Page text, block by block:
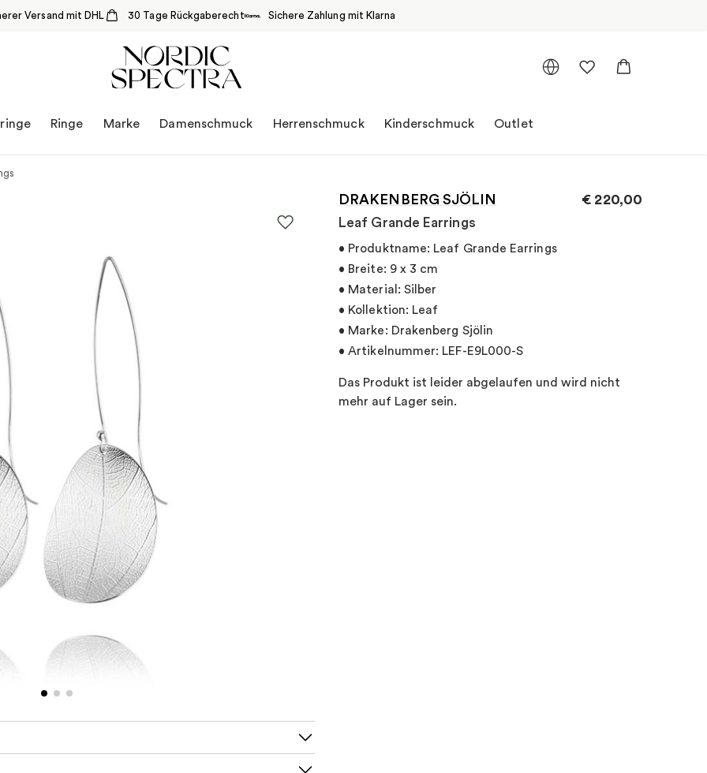
Versand mit DHL 30 Tage Rückgaberecht Sichere Zahlung mit Klarna
Ringe Marke Damenschmuck Herrenschmuck Kinderschmuck Outlet
DRAKENBERG SJÖLIN
Leaf Grande Earrings
€ 220,00
• Produktname: Leaf Grande Earrings
• Breite: 9 x 3 cm
• Material: Silber
• Kollektion: Leaf
• Marke: Drakenberg Sjölin
• Artikelnummer: LEF-E9L000-S
Das Produkt ist leider abgelaufen und wird nicht
mehr auf Lager sein.